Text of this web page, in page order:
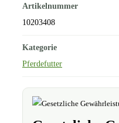
Artikelnummer
10203408
Kategorie
Pferdefutter